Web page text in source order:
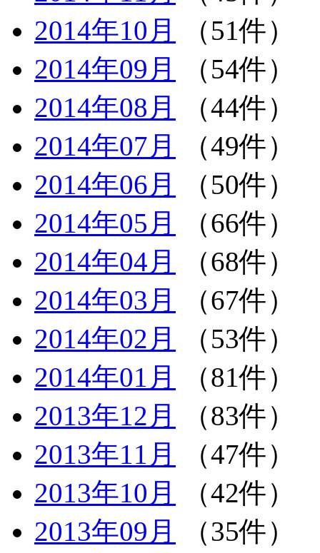
2014年10月
（51件）
2014年09月
（54件）
2014年08月
（44件）
2014年07月
（49件）
2014年06月
（50件）
2014年05月
（66件）
2014年04月
（68件）
2014年03月
（67件）
2014年02月
（53件）
2014年01月
（81件）
2013年12月
（83件）
2013年11月
（47件）
2013年10月
（42件）
2013年09月
（35件）